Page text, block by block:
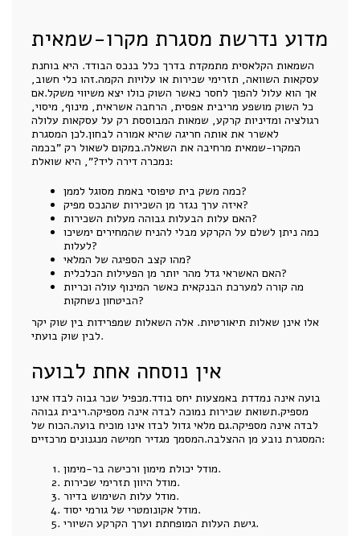
מדוע נדרשת מסגרת מקרו-שמאית
השמאות הקלאסית מתמקדת בדרך כלל בנכס הבודד. היא בוחנת
עסקאות השוואה, תזרימי שכירות או עלויות הקמה.זהו כלי חשוב,
אך הוא עלול להפוך לחסר כאשר השוק כולו יצא משיווי משקל.אם
כל השוק מושפע מריבית אפסית, הרחבה אשראית, מינוף, מיסוי,
רגולציה ומדיניות קרקע, שמאות המבוססת רק על עסקאות עלולה
לאשרר את אותה חריגה שהיא אמורה לבחון.לכן המסגרת
המקרו-שמאית מרחיבה את השאלה.במקום לשאול רק "בכמה
נמכרה דירה ליד?", היא שואלת:
כמה משק בית טיפוסי באמת מסוגל לממן?
איזה ערך נגזר מן השכירות שהנכס מפיק?
האם עלות הבעלות גבוהה מעלות השכירות?
כמה ניתן לשלם על הקרקע מבלי להניח שהמחירים ימשיכו
לעלות?
מהו קצב הספיגה של המלאי?
האם האשראי גדל מהר יותר מן הפעילות הכלכלית?
מה קורה למערכת הבנקאית כאשר המינוף עולה וכריות
הביטחון נשחקות?
אלו אינן שאלות תיאורטיות. אלה השאלות שמפרידות בין שוק יקר
לבין שוק בועתי.
אין נוסחה אחת לבועה
בועה אינה נמדדת באמצעות יחס בודד.מכפיל שכר גבוה לבדו אינו
מספיק.תשואת שכירות נמוכה לבדה אינה מספיקה.ריבית גבוהה
לבדה אינה מספיקה.גם מלאי גדול לבדו אינו מוכיח בועה.הכוח של
המסגרת נובע מן ההצלבה.המסמך מגדיר חמישה מנגנונים מרכזיים:
מודל יכולת מימון ורכישה בר-מימון.
מודל היוון תזרימי שכירות.
מודל עלות השימוש בדיור.
מודל אקונומטרי של גורמי יסוד.
גישת העלות המופחתת וערך הקרקע השיורי.